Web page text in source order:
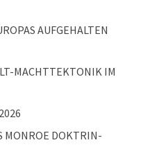
AUFGEHALTEN
MACHTTEKTONIK IM
MONROE DOKTRIN-